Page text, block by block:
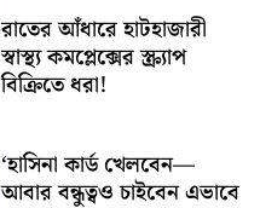
রাতের আঁধারে হাটহাজারী
স্বাস্থ্য কমপ্লেক্সের স্ক্র্যাপ
বিক্রিতে ধরা!
‘হাসিনা কার্ড খেলবেন—
আবার বন্ধুত্বও চাইবেন এভাবে